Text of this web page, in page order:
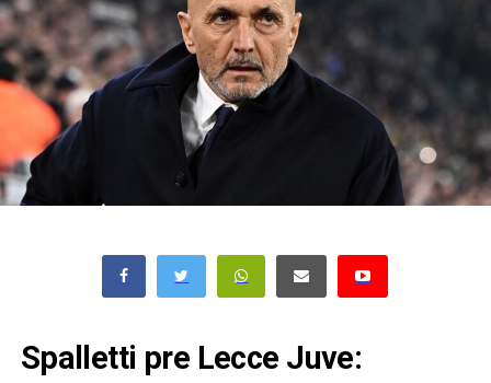
Spalletti pre Lecce Juve: